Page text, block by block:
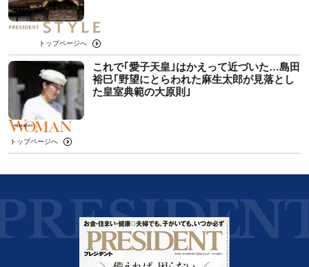
トップページへ
これで｢愛子天皇｣はかえって近づいた…島田
裕巳｢野望にとらわれた麻生太郎が見落とし
た皇室典範の大原則｣
トップページへ